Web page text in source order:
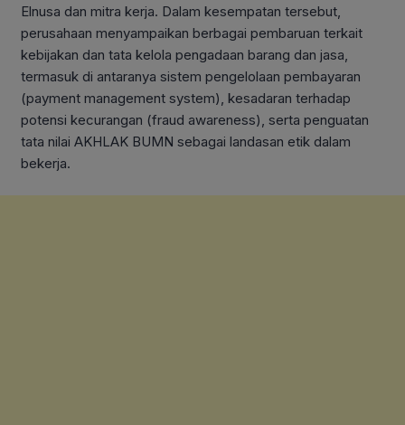
Elnusa dan mitra kerja. Dalam kesempatan tersebut,
perusahaan menyampaikan berbagai pembaruan terkait
kebijakan dan tata kelola pengadaan barang dan jasa,
termasuk di antaranya sistem pengelolaan pembayaran
(payment management system), kesadaran terhadap
potensi kecurangan (fraud awareness), serta penguatan
tata nilai AKHLAK BUMN sebagai landasan etik dalam
bekerja.